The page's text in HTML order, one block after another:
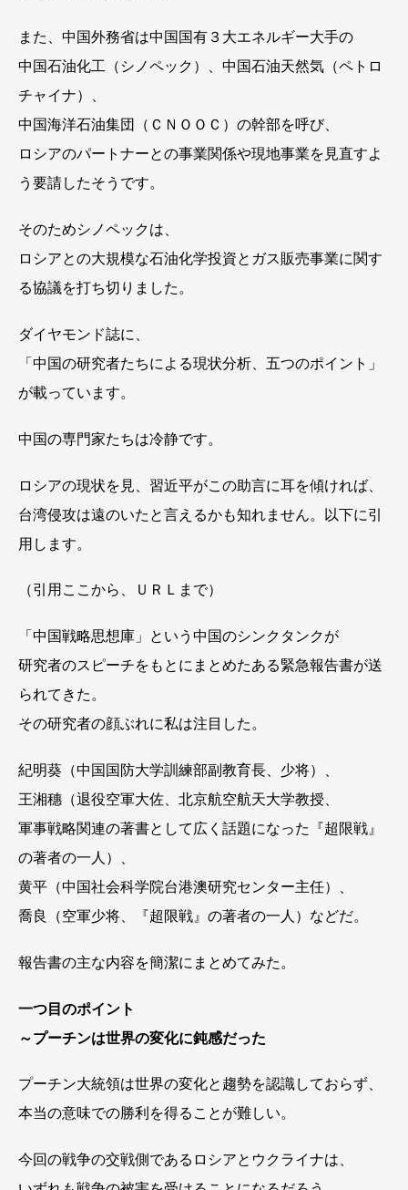
また、中国外務省は中国国有３大エネルギー大手の
中国石油化工（シノペック）、中国石油天然気（ペトロ
チャイナ）、
中国海洋石油集団（ＣＮＯＯＣ）の幹部を呼び、
ロシアのパートナーとの事業関係や現地事業を見直すよ
う要請したそうです。
そのためシノペックは、
ロシアとの大規模な石油化学投資とガス販売事業に関す
る協議を打ち切りました。
ダイヤモンド誌に、
「中国の研究者たちによる現状分析、五つのポイント」
が載っています。
中国の専門家たちは冷静です。
ロシアの現状を見、習近平がこの助言に耳を傾ければ、
台湾侵攻は遠のいたと言えるかも知れません。以下に引
用します。
（引用ここから、ＵＲＬまで）
「中国戦略思想庫」という中国のシンクタンクが
研究者のスピーチをもとにまとめたある緊急報告書が送
られてきた。
その研究者の顔ぶれに私は注目した。
紀明葵（中国国防大学訓練部副教育長、少将）、
王湘穗（退役空軍大佐、北京航空航天大学教授、
軍事戦略関連の著書として広く話題になった『超限戦』
の著者の一人）、
黄平（中国社会科学院台港澳研究センター主任）、
喬良（空軍少将、『超限戦』の著者の一人）などだ。
報告書の主な内容を簡潔にまとめてみた。
一つ目のポイント
～プーチンは世界の変化に鈍感だった
プーチン大統領は世界の変化と趨勢を認識しておらず、
本当の意味での勝利を得ることが難しい。
今回の戦争の交戦側であるロシアとウクライナは、